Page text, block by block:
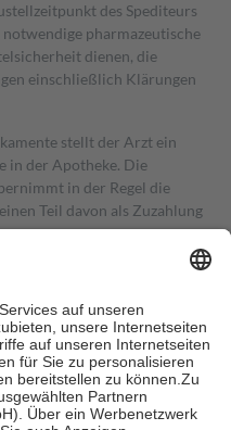
des Spediteurs
pharmazeutische
dienen, die
einschließlich Klärungen
stellt der Arzt ein
in der Apotheke. Die
in der Regel die
Teil davon als Zuzahlung
in Höhe von zehn
nie mehr als die tatsächlichen
für Online-Apotheken.
beträgt die
zehn Euro je